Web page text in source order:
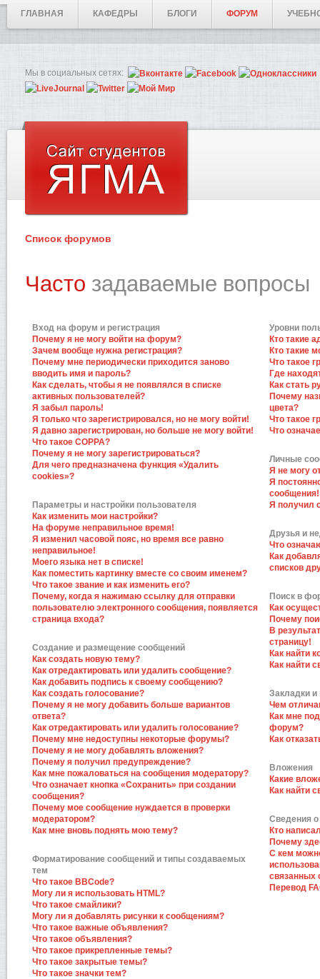
ГЛАВНАЯ КАФЕДРЫ БЛОГИ ФОРУМ
Мы в социальных сетях:
Список форумов
Часто задаваемые вопросы
Вход на форум и регистрация
Почему я не могу войти на форум?
Зачем вообще нужна регистрация?
Почему мне периодически приходится заново
вводить имя и пароль?
Как сделать, чтобы я не появлялся в списке
активных пользователей?
Я забыл пароль!
Я только что зарегистрировался, но не могу войти!
Я давно зарегистрирован, но больше не могу войти!
Что такое COPPA?
Почему я не могу зарегистрироваться?
Для чего предназначена функция «Удалить
cookies»?
Параметры и настройки пользователя
Как изменить мои настройки?
На форуме неправильное время!
Я изменил часовой пояс, но время все равно
неправильное!
Моего языка нет в списке!
Как поместить картинку вместе со своим именем?
Что такое звание и как изменить его?
Почему, когда я нажимаю ссылку для отправки
пользователю электронного сообщения, появляется
страница входа?
Создание и размещение сообщений
Как создать новую тему?
Как отредактировать или удалить сообщение?
Как добавить подпись к своему сообщению?
Как создать голосование?
Почему я не могу добавить больше вариантов
ответа?
Как отредактировать или удалить голосование?
Почему мне недоступны некоторые форумы?
Почему я не могу добавлять вложения?
Почему я получил предупреждение?
Как мне пожаловаться на сообщения модератору?
Что означает кнопка «Сохранить» при создании
сообщения?
Почему мое сообщение нуждается в проверки
модератором?
Как мне вновь поднять мою тему?
Форматирование сообщений и типы создаваемых
тем
Что такое BBCode?
Могу ли я использовать HTML?
Что такое смайлики?
Могу ли я добавлять рисунки к сообщениям?
Что такое важные объявления?
Что такое объявления?
Что такое прикрепленные темы?
Что такое закрытые темы?
Что такое значки тем?
Уровни
Кто такие
Кто такие
Что такое
Где
Как стать
Почему
цвета?
Что такое
Что
Личные
Я не могу
Я
сообщения!
Я получил
Друзья и
Что
Как
списков
Поиск в
Как
Почему
В
страницу!
Как найти
Как найти
Закладки и
Чем
Как мне
форум?
Как
Вложения
Какие
Как найти
Сведения о
Кто
Почему
С кем
связанных
Перевод